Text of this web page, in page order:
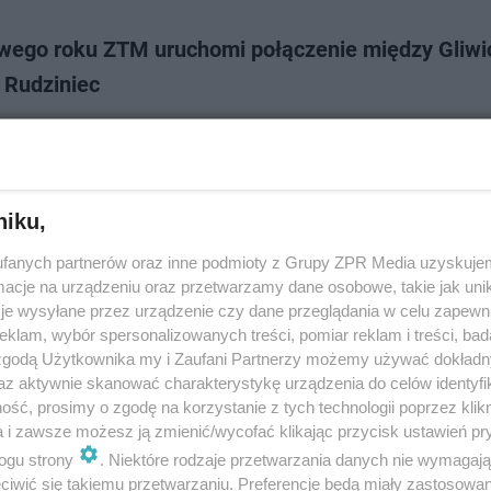
roku ZTM uruchomi połączenie między
osób do liczenia pasażerów w autobusach.
za godzinę! Liczba zgłoszeń jest ogromna
Metropolitalnego poinformował o tym, że poszukuje chętnych
liczyły pasażerów w pojazdach komunikacji miejskiej. Stawka
Zgłoszeń jest mnó…
partnerów oraz inne podmioty z Grupy ZPR Media
na urządzeniu oraz przetwarzamy dane osobowe, takie jak
wysyłane przez urządzenie czy dane przeglądania w celu
wybór spersonalizowanych treści, pomiar reklam i treści,
Użytkownika my i Zaufani Partnerzy możemy używać
aktywnie skanować charakterystykę urządzenia do celów
prosimy o zgodę na korzystanie z tych technologii poprzez
i zawsze możesz ją zmienić/wycofać klikając przycisk ustawień
strony
. Niektóre rodzaje przetwarzania danych nie
się takiemu przetwarzaniu. Preferencje będą miały